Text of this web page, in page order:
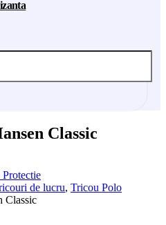
Classic
de lucru, Tricou Polo
Classic